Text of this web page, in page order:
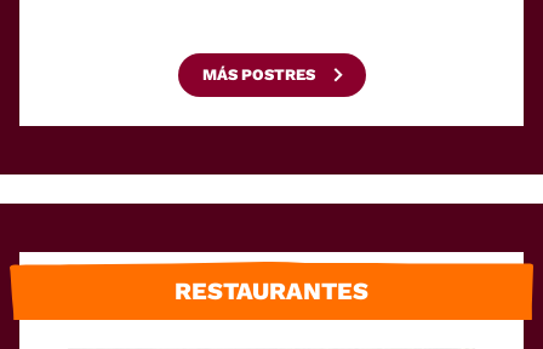
MÁS POSTRES
RESTAURANTES